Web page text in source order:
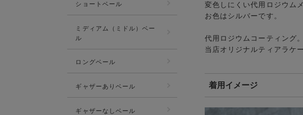
変色しにくい代用ロジウム
お色はシルバーです。
代用ロジウムコーティング。
当店オリジナルティアラケ
着用イメージ
ショートベール
ミディアム（ミドル）ベー
ル
ロングベール
ギャザーありベール
ギャザーなしベール